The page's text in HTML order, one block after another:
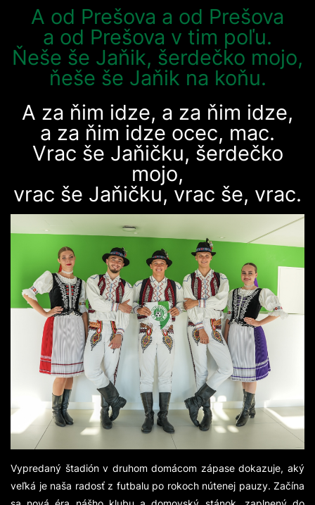
A od Prešova a od Prešova
a od Prešova v tim poľu.
Ňeše še Jaňik, šerdečko mojo,
ňeše še Jaňik na koňu.
A za ňim idze, a za ňim idze,
a za ňim idze ocec, mac.
Vrac še Jaňičku, šerdečko
mojo,
vrac še Jaňičku, vrac še, vrac.
Vypredaný štadión v druhom domácom zápase dokazuje, aký
veľká je naša radosť z futbalu po rokoch nútenej pauzy. Začína